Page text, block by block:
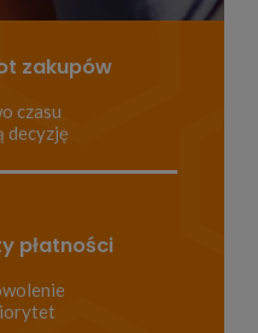
zakupów
czasu
decyzję
płatności